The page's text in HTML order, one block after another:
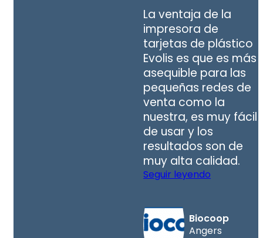
La ventaja de la
impresora de
tarjetas de plástico
Evolis es que es más
asequible para las
pequeñas redes de
venta como la
nuestra, es muy fácil
de usar y los
resultados son de
muy alta calidad.
Seguir leyendo
Biocoop
Angers